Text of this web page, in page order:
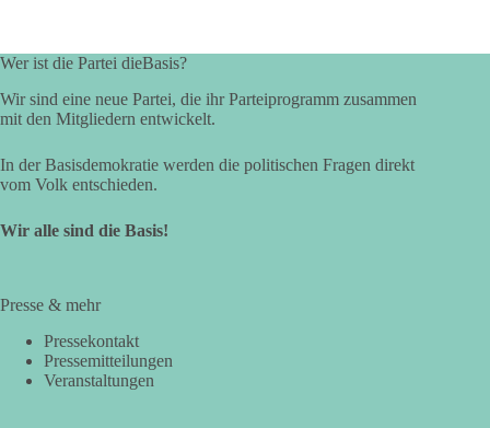
Wer ist die Partei dieBasis?
Wir sind eine neue Partei, die ihr Parteiprogramm zusammen
mit den Mitgliedern entwickelt.
In der Basisdemokratie werden die politischen Fragen direkt
vom Volk entschieden.
Wir alle sind die Basis!
Presse & mehr
Pressekontakt
Pressemitteilungen
Veranstaltungen